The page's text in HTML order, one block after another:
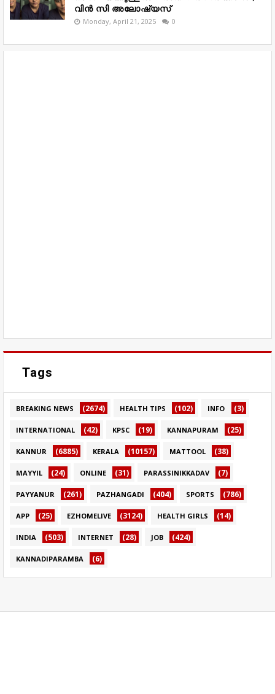
വിൻ സി അലോഷ്യസ്
Monday, April 21, 2025 0
Tags
BREAKING NEWS (2674) HEALTH TIPS (102) INFO (3)
INTERNATIONAL (42) KPSC (19) KANNAPURAM (25)
KANNUR (6885) KERALA (10157) MATTOOL (38)
MAYYIL (24) ONLINE (31) PARASSINIKKADAV (7)
PAYYANUR (261) PAZHANGADI (404) SPORTS (786)
APP (25) EZHOMELIVE (3124) HEALTH GIRLS (14)
INDIA (503) INTERNET (28) JOB (424)
KANNADIPARAMBA (6)